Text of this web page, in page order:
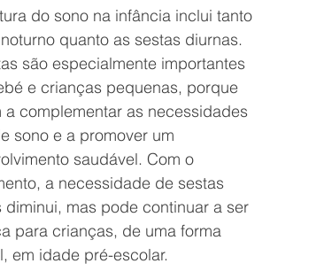
do sono na infância inclui tanto
quanto as sestas diurnas.
são especialmente importantes
e crianças pequenas, porque
a complementar as necessidades
sono e a promover um
saudável. Com o
a necessidade de sestas
diminui, mas pode continuar a ser
para crianças, de uma forma
em idade pré-escolar.